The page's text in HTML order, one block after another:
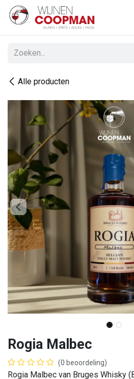
Overslaan naar inhoud
Alle producten
Rogia Malbec
(0 beoordeling)
Rogia Malbec van Bruges Whisky